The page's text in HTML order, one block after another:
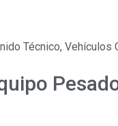
Técnico, Vehículos